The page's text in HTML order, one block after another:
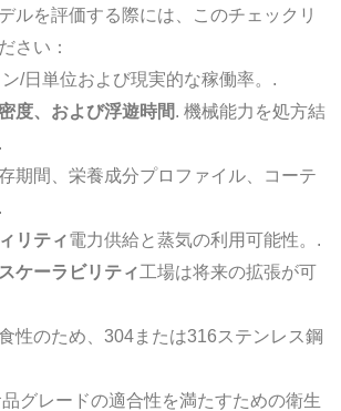
ルを評価する際には、このチェックリ
さい：
ン/日単位および現実的な稼働率。.
度、および浮遊時間. 機械能力を処方結
期間、栄養成分プロファイル、コーテ
リティ電力供給と蒸気の利用可能性。.
ケーラビリティ工場は将来の拡張が可
性のため、304または316ステンレス鋼
グレードの適合性を満たすための衛生